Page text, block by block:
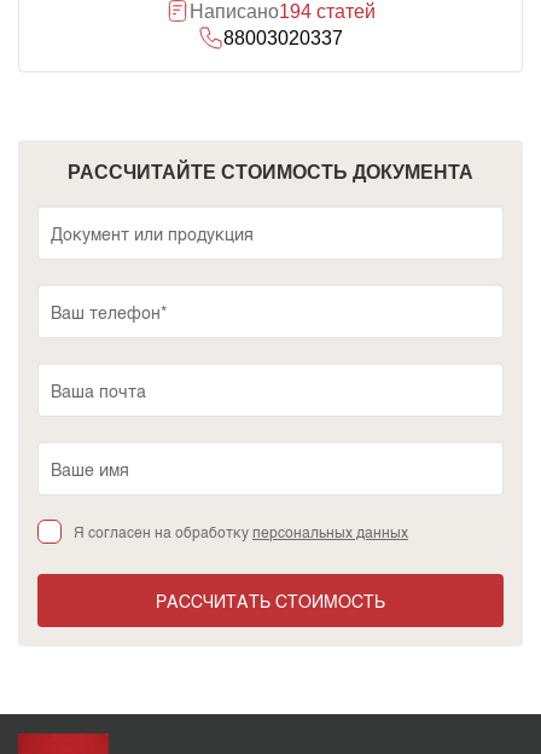
Написано194 статей
88003020337
РАССЧИТАЙТЕ СТОИМОСТЬ ДОКУМЕНТА
Я согласен на обработкуперсональных данных
РАССЧИТАТЬ СТОИМОСТЬ